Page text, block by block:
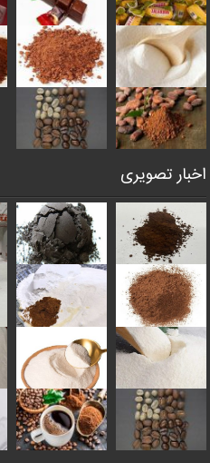
اخبار تصویری